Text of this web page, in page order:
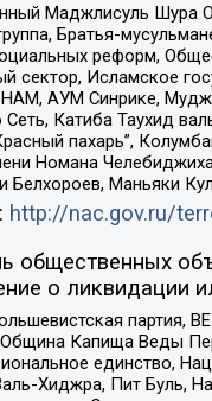
Маджлисуль Шура
Братья-
реформ,
сектор, Исламское
АУМ Синрике,
Катиба Таухид
пахарь”,
Номана
Белхороев, Маньяки
http://nac.gov.ru/
общественных
о ликвидации
партия,
Капища Веды
единство,
Хиджра, Пит Буль,